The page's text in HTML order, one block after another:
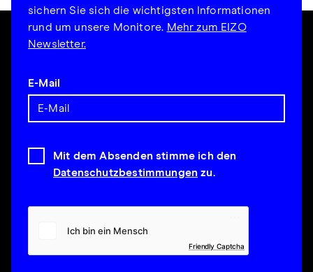
sichern Sie sich die wichtigsten Informationen
rund um unsere Monitore. Mehr zum EIZO
Newsletter.
E-Mail
Mit dem Absenden stimme ich den
Datenschutzbestimmungen zu.
Friendly Captcha